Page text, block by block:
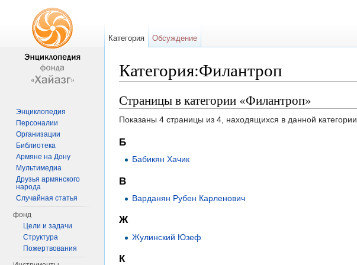
Категория:Филантроп
Страницы в категории «Филантроп»
Показаны 4 страницы из 4, находящихся в данной категории.
Б
Бабикян Хачик
В
Варданян Рубен Карленович
Ж
Жулинский Юзеф
К
Категория Обсуждение
Энциклопедия
Персоналии
Организации
Библиотека
Армяне на Дону
Мультимедиа
Друзья армянского
народа
Случайная статья
фонд
Цели и задачи
Структура
Пожертвования